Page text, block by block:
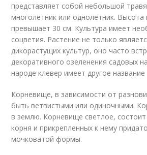
представляет собой небольшой
многолетник или однолетник. Высота
превышает 30 см. Культура имеет
соцветия. Растение не только
дикорастущих культур, оно часто
декоративного озеленения садовых
народе клевер имеет другое название
Корневище, в зависимости от
быть ветвистыми или одиночными.
в землю. Корневище светлое, состоит
корня и прикрепленных к нему
мочковатой формы.